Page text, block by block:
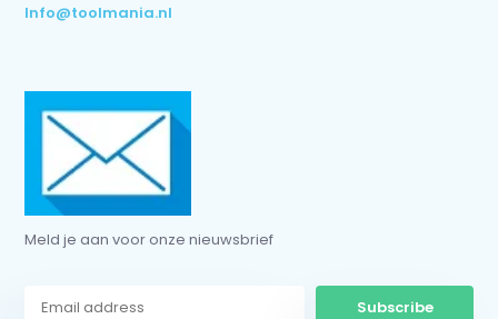
Info@toolmania.nl
Meld je aan voor onze nieuwsbrief
Subscribe